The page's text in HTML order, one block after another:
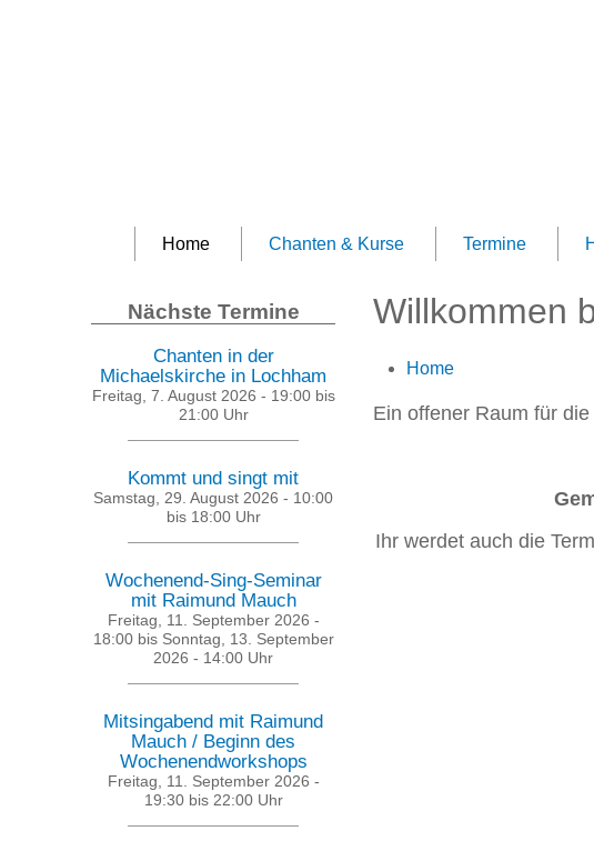
Home Chanten & Kurse Termine
Willkommen
Home
Ein offener Raum für die
Ihr werdet auch die
Nächste Termine
Chanten in der
Michaelskirche in Lochham
Freitag, 7. August 2026 - 19:00bis
21:00Uhr
Kommt und singt mit
Samstag, 29. August 2026 - 10:00
bis 18:00Uhr
Wochenend-Sing-Seminar
mit Raimund Mauch
Freitag, 11. September 2026 -
18:00bis Sonntag, 13. September
2026 - 14:00 Uhr
Mitsingabend mit Raimund
Mauch / Beginn des
Wochenendworkshops
Freitag, 11. September 2026 -
19:30bis 22:00Uhr